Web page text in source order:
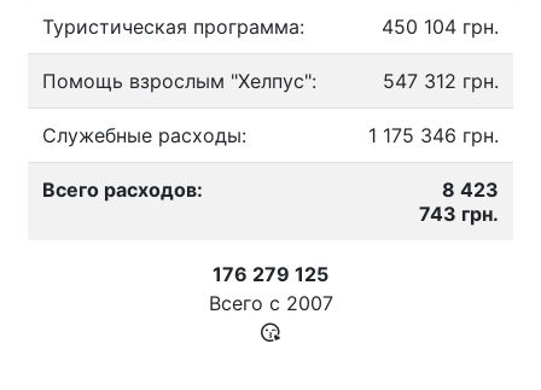
Туристическая программа: 450 104 грн.
Помощь взрослым "Хелпус": 547 312 грн.
Служебные расходы: 1 175 346 грн.
Всего расходов:
8 423
743 грн.
176 279 125
Всего с 2007